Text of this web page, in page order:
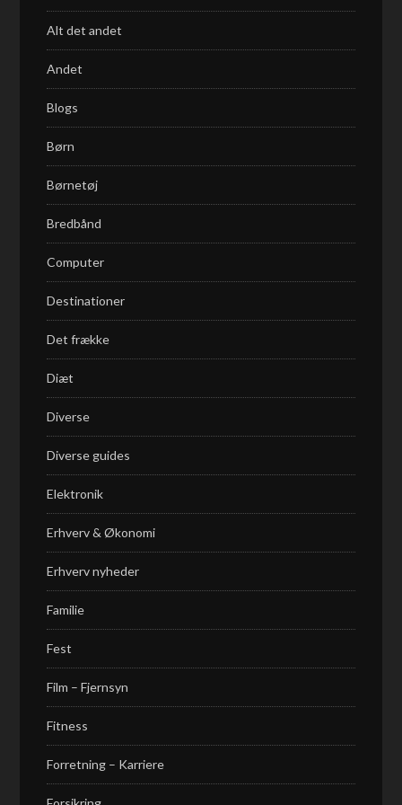
Alt det andet
Andet
Blogs
Børn
Børnetøj
Bredbånd
Computer
Destinationer
Det frække
Diæt
Diverse
Diverse guides
Elektronik
Erhverv & Økonomi
Erhverv nyheder
Familie
Fest
Film – Fjernsyn
Fitness
Forretning – Karriere